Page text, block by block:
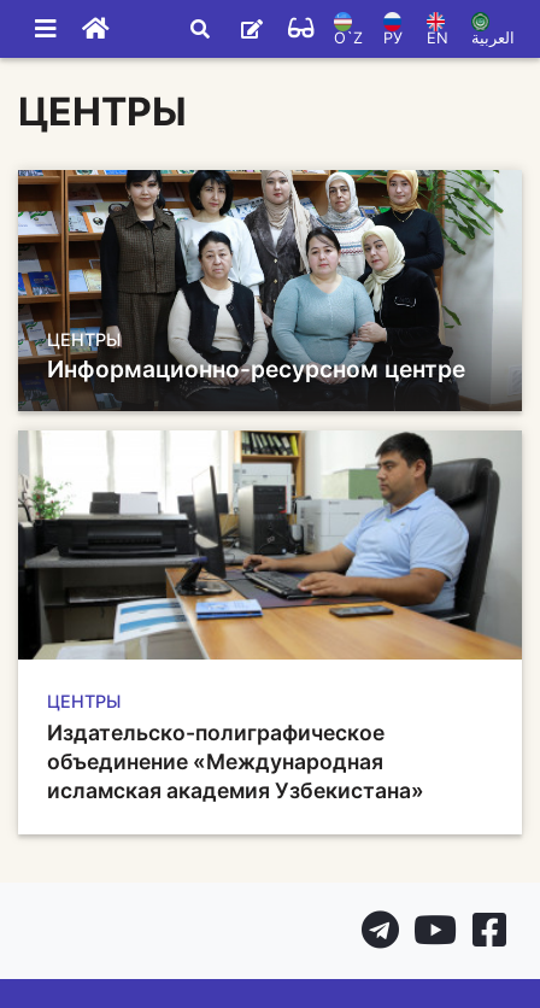
O`Z РУ EN العربية
ЦЕНТРЫ
ЦЕНТРЫ
Информационно-ресурсном центре
ЦЕНТРЫ
Издательско-полиграфическое
объединение «Международная
исламская академия Узбекистана»